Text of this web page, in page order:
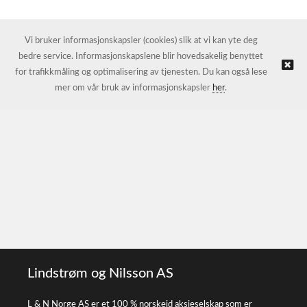
Lindstrøm og Nilsson AS
L & N Norge AS er et 100 % norskeid aksjeselskap som er
Vi bruker informasjonskapsler (cookies) slik at vi kan yte deg
bedre service. Informasjonskapslene blir hovedsakelig benyttet
for trafikkmåling og optimalisering av tjenesten. Du kan også lese
mer om vår bruk av informasjonskapsler her.